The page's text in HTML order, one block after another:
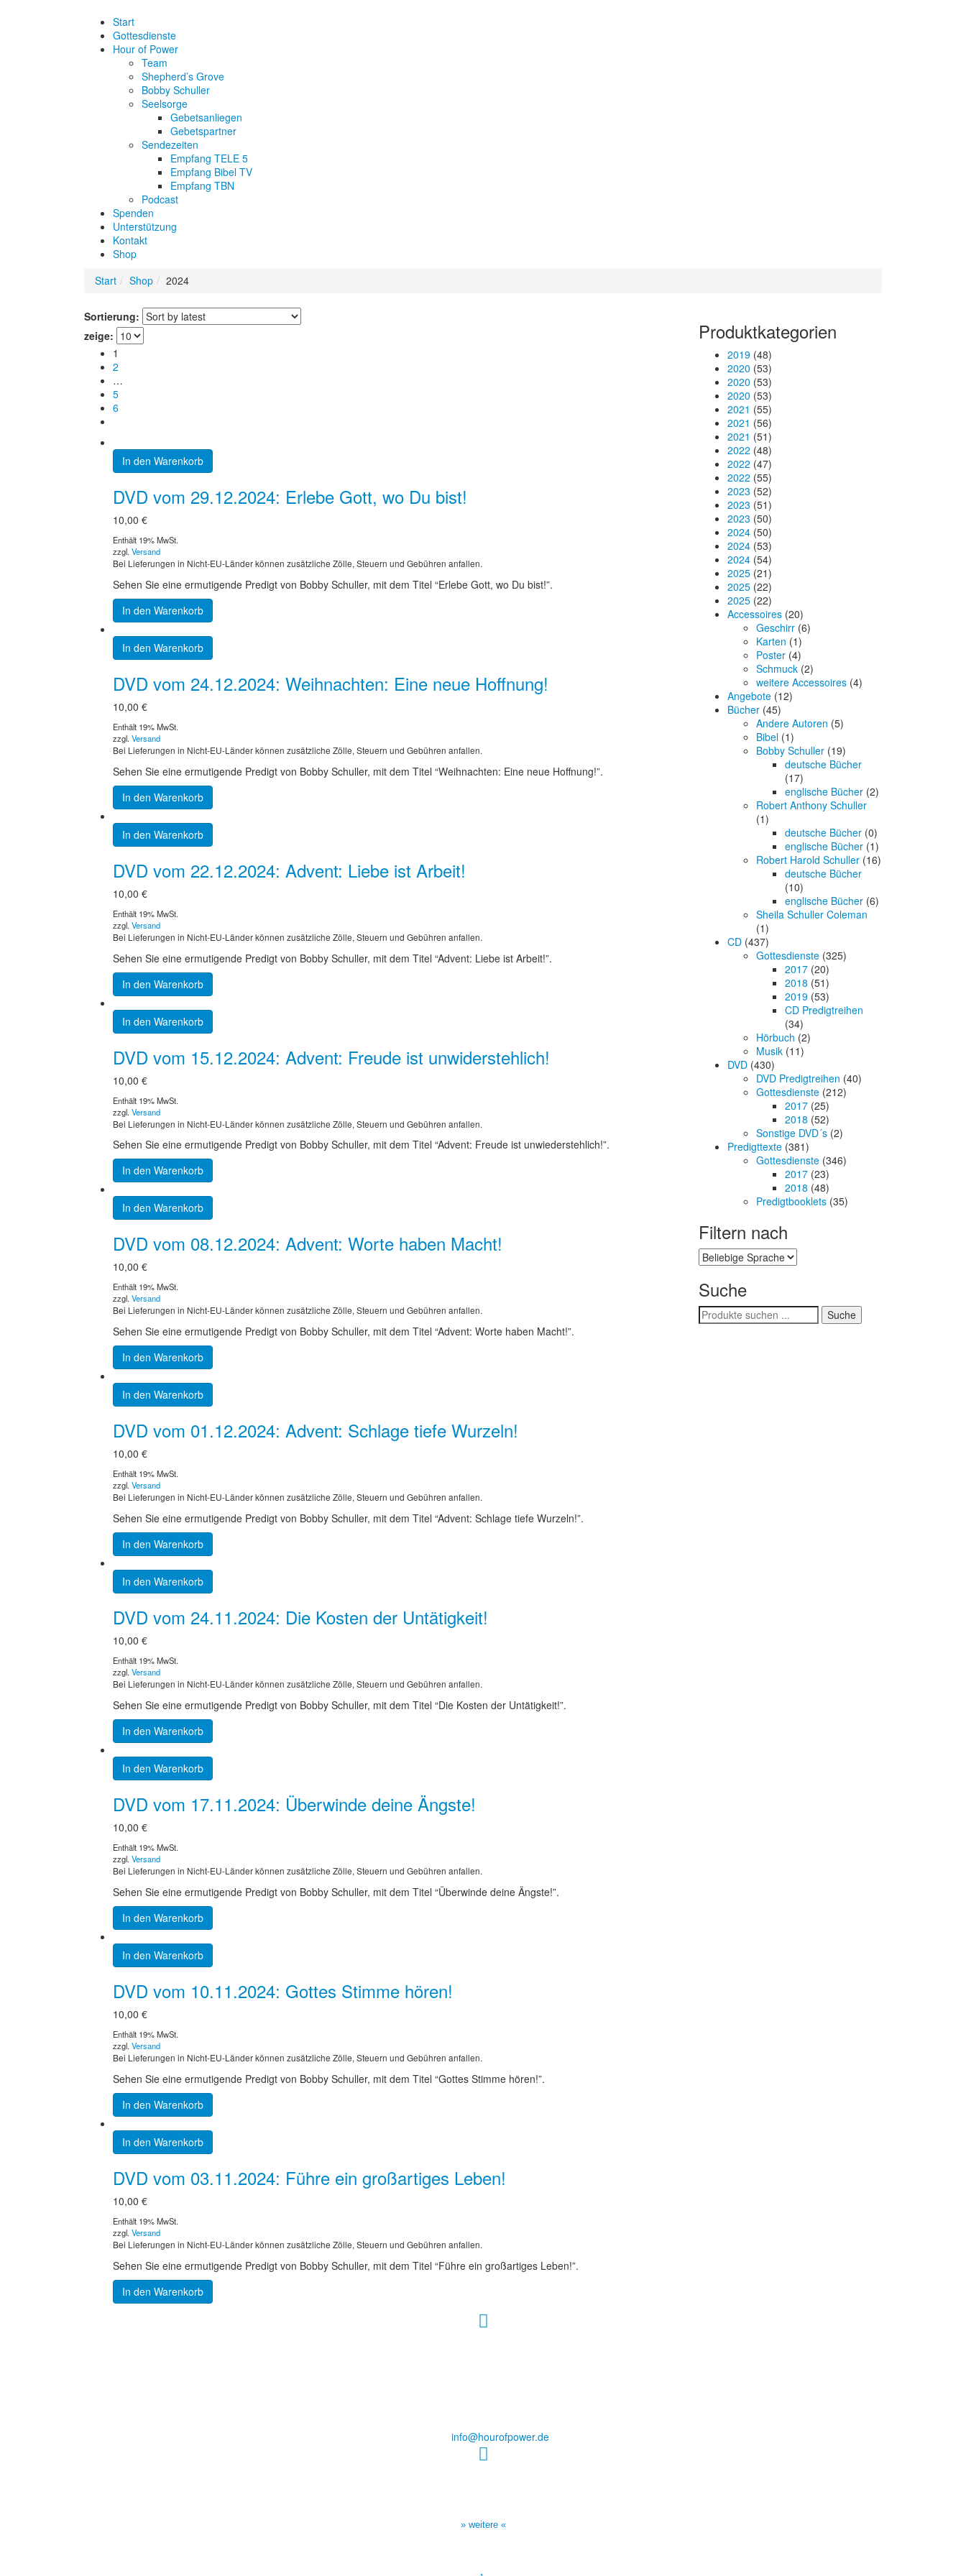
Start
Gottesdienste
Hour of Power
Team
Shepherd’s Grove
Bobby Schuller
Seelsorge
Gebetsanliegen
Gebetspartner
Sendezeiten
Empfang TELE 5
Empfang Bibel TV
Empfang TBN
Podcast
Spenden
Unterstützung
Kontakt
Shop
Start
Shop 2024
Sortierung:
zeige:
1
2
…
5
6
In den Warenkorb
DVD vom 29.12.2024: Erlebe Gott, wo Du bist!
10,00 €
Enthält 19% MwSt.
zzgl. Versand
Bei Lieferungen in Nicht-EU-Länder können zusätzliche Zölle, Steuern und Gebühren anfallen.
Sehen Sie eine ermutigende Predigt von Bobby Schuller, mit dem Titel “Erlebe Gott, wo Du bist!”.
In den Warenkorb
In den Warenkorb
DVD vom 24.12.2024: Weihnachten: Eine neue Hoffnung!
10,00 €
Enthält 19% MwSt.
zzgl. Versand
Bei Lieferungen in Nicht-EU-Länder können zusätzliche Zölle, Steuern und Gebühren anfallen.
Sehen Sie eine ermutigende Predigt von Bobby Schuller, mit dem Titel “Weihnachten: Eine neue Hoffnung!”.
In den Warenkorb
In den Warenkorb
DVD vom 22.12.2024: Advent: Liebe ist Arbeit!
10,00 €
Enthält 19% MwSt.
zzgl. Versand
Bei Lieferungen in Nicht-EU-Länder können zusätzliche Zölle, Steuern und Gebühren anfallen.
Sehen Sie eine ermutigende Predigt von Bobby Schuller, mit dem Titel “Advent: Liebe ist Arbeit!”.
In den Warenkorb
In den Warenkorb
DVD vom 15.12.2024: Advent: Freude ist unwiderstehlich!
10,00 €
Enthält 19% MwSt.
zzgl. Versand
Bei Lieferungen in Nicht-EU-Länder können zusätzliche Zölle, Steuern und Gebühren anfallen.
Sehen Sie eine ermutigende Predigt von Bobby Schuller, mit dem Titel “Advent: Freude ist unwiederstehlich!”.
In den Warenkorb
In den Warenkorb
DVD vom 08.12.2024: Advent: Worte haben Macht!
10,00 €
Enthält 19% MwSt.
zzgl.Versand
Bei Lieferungen in Nicht-EU-Länder können zusätzliche Zölle, Steuern und Gebühren anfallen.
Sehen Sie eine ermutigende Predigt von Bobby Schuller, mit dem Titel “Advent: Worte haben Macht!”.
In den Warenkorb
In den Warenkorb
DVD vom 01.12.2024: Advent: Schlage tiefe Wurzeln!
10,00 €
Enthält 19% MwSt.
zzgl.Versand
Bei Lieferungen in Nicht-EU-Länder können zusätzliche Zölle, Steuern und Gebühren anfallen.
Sehen Sie eine ermutigende Predigt von Bobby Schuller, mit dem Titel “Advent: Schlage tiefe Wurzeln!”.
In den Warenkorb
In den Warenkorb
DVD vom 24.11.2024: Die Kosten der Untätigkeit!
10,00 €
Enthält 19% MwSt.
zzgl.Versand
Bei Lieferungen in Nicht-EU-Länder können zusätzliche Zölle, Steuern und Gebühren anfallen.
Sehen Sie eine ermutigende Predigt von Bobby Schuller, mit dem Titel “Die Kosten der Untätigkeit!”.
In den Warenkorb
In den Warenkorb
DVD vom 17.11.2024: Überwinde deine Ängste!
10,00 €
Enthält 19% MwSt.
zzgl. Versand
Bei Lieferungen in Nicht-EU-Länder können zusätzliche Zölle, Steuern und Gebühren anfallen.
Sehen Sie eine ermutigende Predigt von Bobby Schuller, mit dem Titel “Überwinde deine Ängste!”.
In den Warenkorb
In den Warenkorb
DVD vom 10.11.2024: Gottes Stimme hören!
10,00 €
Enthält 19% MwSt.
zzgl. Versand
Bei Lieferungen in Nicht-EU-Länder können zusätzliche Zölle, Steuern und Gebühren anfallen.
Sehen Sie eine ermutigende Predigt von Bobby Schuller, mit dem Titel “Gottes Stimme hören!”.
In den Warenkorb
In den Warenkorb
DVD vom 03.11.2024: Führe ein großartiges Leben!
10,00 €
Enthält 19% MwSt.
zzgl. Versand
Bei Lieferungen in Nicht-EU-Länder können zusätzliche Zölle, Steuern und Gebühren anfallen.
Sehen Sie eine ermutigende Predigt von Bobby Schuller, mit dem Titel “Führe ein großartiges Leben!”.
In den Warenkorb
Produktkategorien
2019 (48)
2020 (53)
2020 (53)
2020 (53)
2021 (55)
2021 (56)
2021 (51)
2022 (48)
2022 (47)
2022 (55)
2023 (52)
2023 (51)
2023 (50)
2024 (50)
2024 (53)
2024 (54)
2025 (21)
2025 (22)
2025 (22)
Accessoires (20)
Geschirr (6)
Karten (1)
Poster (4)
Schmuck (2)
weitere Accessoires (4)
Angebote (12)
Bücher (45)
Andere Autoren (5)
Bibel (1)
Bobby Schuller (19)
deutsche Bücher
(17)
englische Bücher (2)
Robert Anthony Schuller
(1)
deutsche Bücher (0)
englische Bücher (1)
Robert Harold Schuller (16)
deutsche Bücher
(10)
englische Bücher (6)
Sheila Schuller Coleman
(1)
CD (437)
Gottesdienste (325)
2017 (20)
2018 (51)
2019 (53)
CD Predigtreihen
(34)
Hörbuch (2)
Musik (11)
DVD (430)
DVD Predigtreihen (40)
Gottesdienste (212)
2017 (25)
2018 (52)
Sonstige DVD´s (2)
Predigttexte (381)
Gottesdienste (346)
2017 (23)
2018 (48)
Predigtbooklets (35)
Filtern nach
Suche
Search
for:
Suche
info@hourofpower.de
» weitere «